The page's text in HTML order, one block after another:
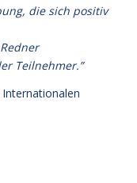
die sich positiv
Teilnehmer.”